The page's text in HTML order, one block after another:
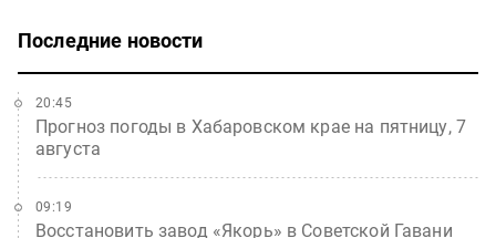
Последние новости
Прогноз погоды в Хабаровском крае на пятницу, 7
августа
20:45
Восстановить завод «Якорь» в Советской Гавани
09:19